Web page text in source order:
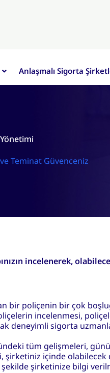
Anlaşmalı Sigorta
Teminat Güvenceniz
incelenerek,
bir poliçenin bir çok
incelenmesi,
deneyimli sigorta
tüm gelişmeleri,
içinde olabilecek
şirketinize bilgi